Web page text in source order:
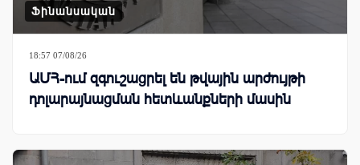
Ֆինանսական
18:57 07/08/26
ԱՄՀ-ում զգուշացրել են թվային արժույթի
դոլարայնացման հետևանքների մասին